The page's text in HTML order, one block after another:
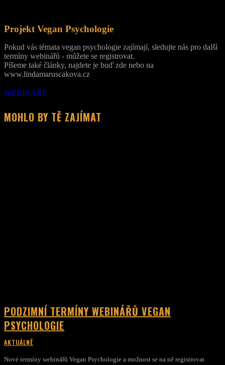
Projekt Vegan Psychologie
Pokud vás témata vegan psychologie zajímají, sledujte nás pro další
termíny webinářů - můžete se registrovat.
Píšeme také články, najdete je buď zde nebo na
www.lindamaruscakova.cz
WEBINÁŘE
MOHLO BY TĚ ZAJÍMAT
PODZIMNÍ TERMÍNY WEBINÁŘŮ VEGAN
PSYCHOLOGIE
AKTUÁLNĚ
Nové termíny webinářů Vegan Psychologie a možnost se na ně registrovat